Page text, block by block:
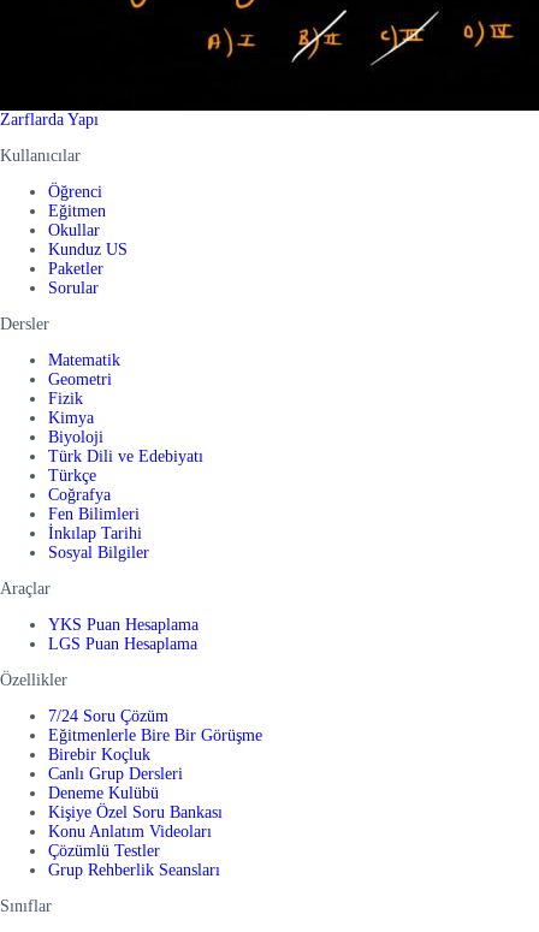
Zarflarda Yapı
Kullanıcılar
Öğrenci
Eğitmen
Okullar
Kunduz US
Paketler
Sorular
Dersler
Matematik
Geometri
Fizik
Kimya
Biyoloji
Türk Dili ve Edebiyatı
Türkçe
Coğrafya
Fen Bilimleri
İnkılap Tarihi
Sosyal Bilgiler
Araçlar
YKS Puan Hesaplama
LGS Puan Hesaplama
Özellikler
7/24 Soru Çözüm
Eğitmenlerle Bire Bir Görüşme
Birebir Koçluk
Canlı Grup Dersleri
Deneme Kulübü
Kişiye Özel Soru Bankası
Konu Anlatım Videoları
Çözümlü Testler
Grup Rehberlik Seansları
Sınıflar